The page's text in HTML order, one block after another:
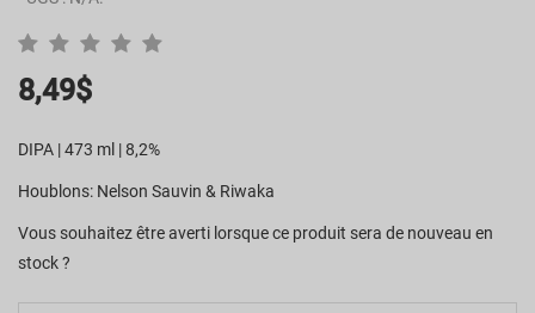
8,49$
DIPA | 473 ml | 8,2%
Houblons: Nelson Sauvin & Riwaka
Vous souhaitez être averti lorsque ce produit sera de nouveau en
stock ?